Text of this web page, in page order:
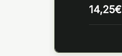
14,25€